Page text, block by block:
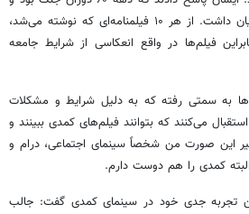
هشت سال جنگ در کشور جریان داشت. از هر ۱۰ فیلمنامه‌ای که نوشته می‌شد،
فیلم‌ها در واقع انعکاسی از شرایط جامعه
به سمتی رفته که به دلیل شرایط و مشکلات
می‌کنند که بتوانند فیلم‌های کمدی ببینند و
این صورت من شخصاً سینمای اجتماعی، درام و
کمدی را هم دوست دارم.
تجربه جدی خود در سینمای کمدی گفت: جالب